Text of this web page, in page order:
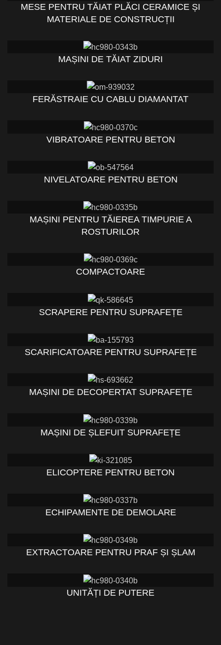
MESE PENTRU TĂIAT PLĂCI CERAMICE ȘI
MATERIALE DE CONSTRUCȚII
MAȘINI DE TĂIAT ZIDURI
FERĂSTRAIE CU CABLU DIAMANTAT
VIBRATOARE PENTRU BETON
NIVELATOARE PENTRU BETON
MAȘINI PENTRU TĂIEREA TIMPURIE A
ROSTURILOR
COMPACTOARE
SCRAPERE PENTRU SUPRAFEȚE
SCARIFICATOARE PENTRU SUPRAFEȚE
MAȘINI DE DECOPERTAT SUPRAFEȚE
MAȘINI DE ȘLEFUIT SUPRAFEȚE
ELICOPTERE PENTRU BETON
ECHIPAMENTE DE DEMOLARE
EXTRACTOARE PENTRU PRAF ȘI ȘLAM
UNITĂȚI DE PUTERE